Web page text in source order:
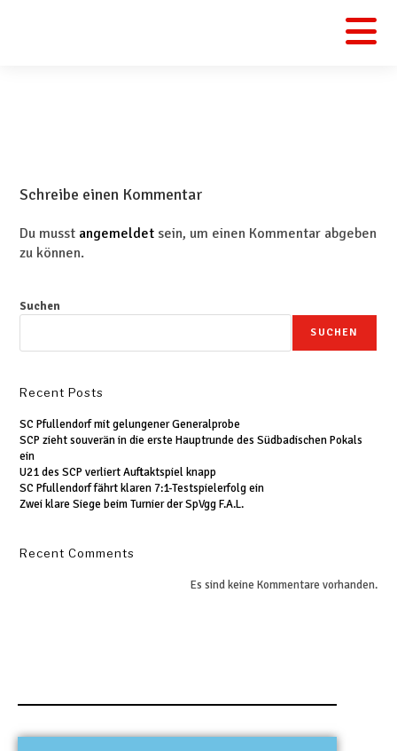
Schreibe einen Kommentar
Du musst angemeldet sein, um einen Kommentar abgeben
zu können.
Suchen
SUCHEN
Recent Posts
SC Pfullendorf mit gelungener Generalprobe
SCP zieht souverän in die erste Hauptrunde des Südbadischen Pokals
ein
U21 des SCP verliert Auftaktspiel knapp
SC Pfullendorf fährt klaren 7:1-Testspielerfolg ein
Zwei klare Siege beim Turnier der SpVgg F.A.L.
Recent Comments
Es sind keine Kommentare vorhanden.